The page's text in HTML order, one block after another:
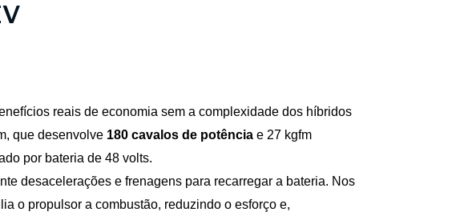
reais de economia sem a complexidade dos híbridos
que desenvolve 180 cavalos de potência e 27 kgfm
por bateria de 48 volts.
desacelerações e frenagens para recarregar a bateria. Nos
o propulsor a combustão, reduzindo o esforço e,